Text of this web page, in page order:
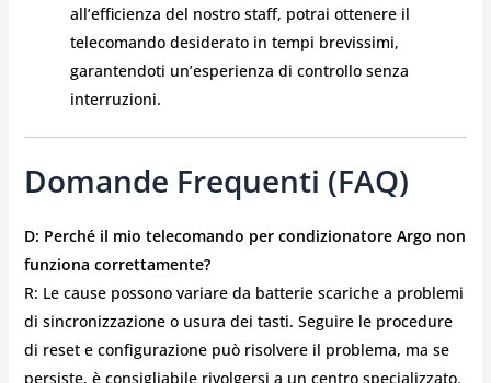
all’efficienza del nostro staff, potrai ottenere il
telecomando desiderato in tempi brevissimi,
garantendoti un’esperienza di controllo senza
interruzioni.
Domande Frequenti (FAQ)
D: Perché il mio telecomando per condizionatore Argo non
funziona correttamente?
R: Le cause possono variare da batterie scariche a problemi
di sincronizzazione o usura dei tasti. Seguire le procedure
di reset e configurazione può risolvere il problema, ma se
persiste, è consigliabile rivolgersi a un centro specializzato.